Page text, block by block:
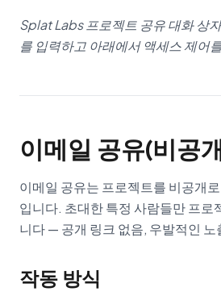
Splat Labs 프로젝트 공유 대화 상
를 입력하고 아래에서 액세스 제어
이메일 공유(비공
이메일 공유는 프로젝트를 비공개
입니다. 초대한 특정 사람들만 프로
니다 — 공개 링크 없음, 우발적인 노
작동 방식